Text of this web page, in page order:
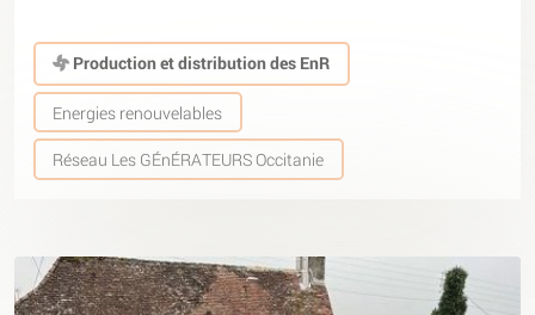
Production et distribution des EnR
Energies renouvelables
Réseau Les GÉnÉRATEURS Occitanie